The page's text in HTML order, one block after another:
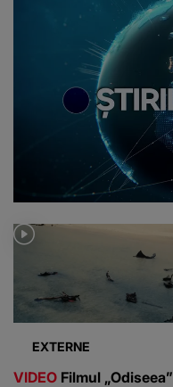
EXTERNE
VIDEO Filmul „Odiseea”